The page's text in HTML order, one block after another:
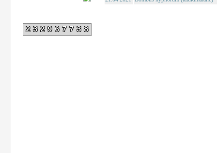
232967738